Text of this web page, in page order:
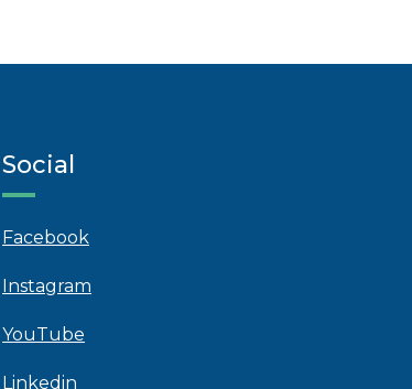
Social
Facebook
Instagram
YouTube
Linkedin